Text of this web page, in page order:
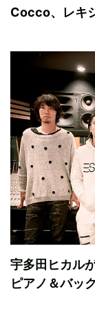
Cocco、レキ
宇多田ヒカル
ピアノ＆バッ